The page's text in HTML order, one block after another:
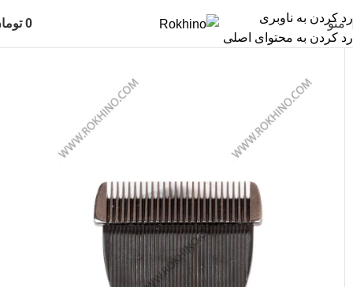
رد کردن به ناوبری
رد کردن به محتوای اصلی
منو 0